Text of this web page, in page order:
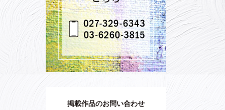
掲載作品のお問い合わせ